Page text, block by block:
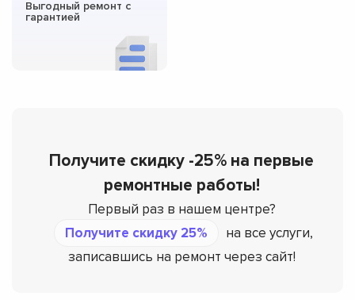
Выгодный ремонт с
гарантией
Получите скидку -25% на первые
ремонтные работы!
Первый раз в нашем центре?
Получите скидку 25%
на все услуги,
записавшись на ремонт через сайт!